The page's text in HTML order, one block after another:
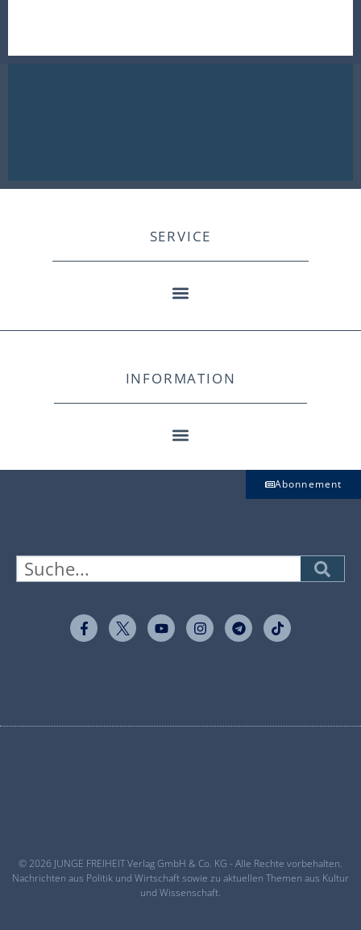
SERVICE
INFORMATION
Abonnement
© 2026 JUNGE FREIHEIT Verlag GmbH & Co. KG - Alle Rechte vorbehalten.
Nachrichten aus Politik und Wirtschaft sowie zu aktuellen Themen aus Kultur
und Wissenschaft.